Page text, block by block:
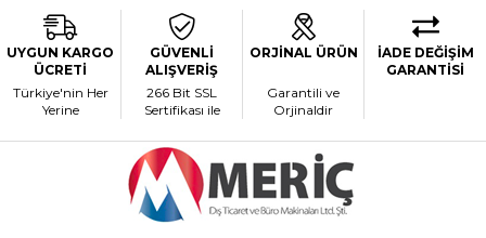
UYGUN KARGO
ÜCRETİ
Türkiye'nin Her
Yerine
GÜVENLİ
ALIŞVERİŞ
266 Bit SSL
Sertifikası ile
ORJİNAL ÜRÜN
Garantili ve
Orjinaldir
İADE DEĞİŞİM
GARANTİSİ